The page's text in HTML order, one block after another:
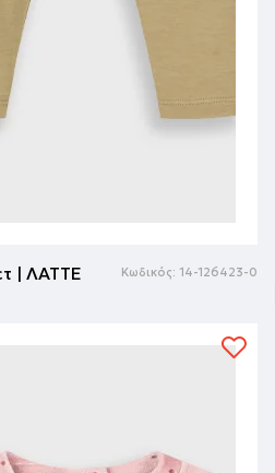
| ΛΑΤΤΕ Κωδικός: 14-126423-0